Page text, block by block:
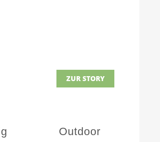
ZUR STORY
Outdoor